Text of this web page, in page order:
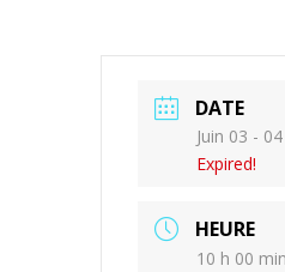
DATE
Juin 03 -
Expired!
HEURE
10 h 00